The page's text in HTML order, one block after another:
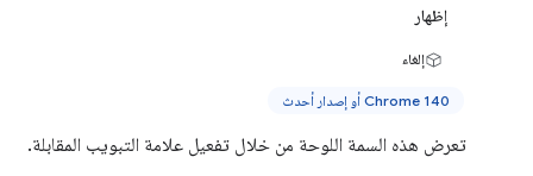
إظهار
إلغاء
‫Chrome 140 أو إصدار أحدث
تعرض هذه السمة اللوحة من خلال تفعيل علامة التبويب المقابلة.